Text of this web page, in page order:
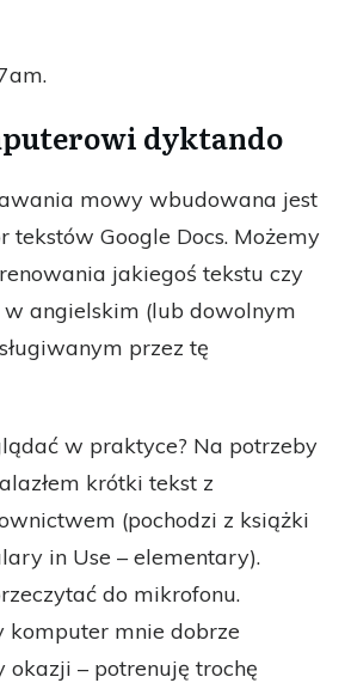
dyktando
mowy wbudowana jest
tekstów Google Docs. Możemy
jakiegoś tekstu czy
angielskim (lub dowolnym
przez tę
w praktyce? Na potrzeby
krótki tekst z
(pochodzi z książki
in Use – elementary).
do mikrofonu.
komputer mnie dobrze
okazji – potrenuję trochę